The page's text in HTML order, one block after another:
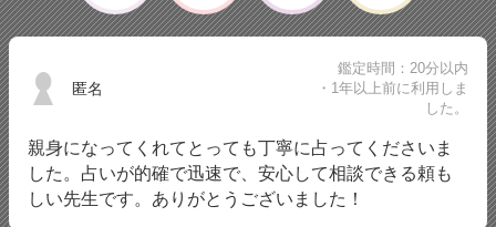
匿名
鑑定時間：20分以内
・1年以上前に利用しま
した。
親身になってくれてとっても丁寧に占ってくださいま
した。占いが的確で迅速で、安心して相談できる頼も
しい先生です。ありがとうございました！